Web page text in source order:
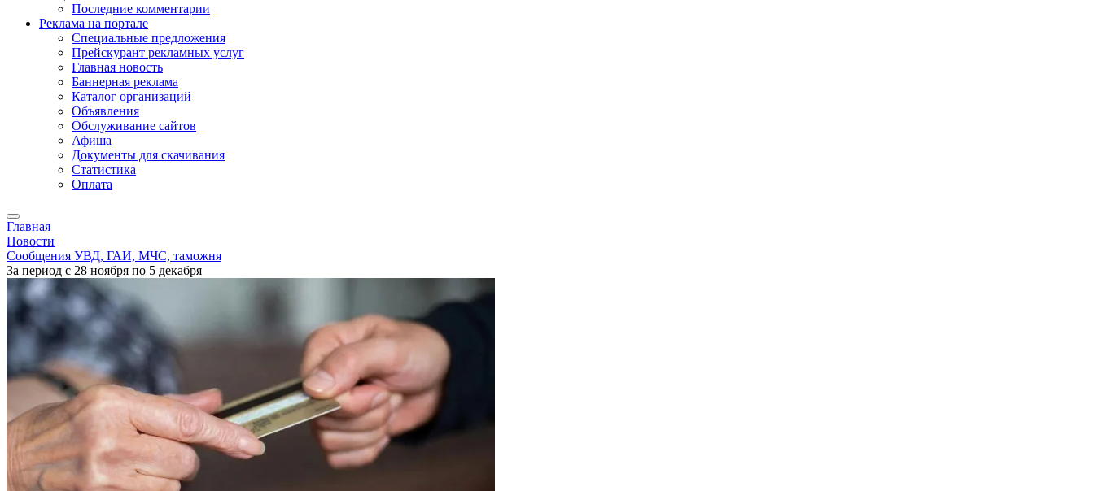
Последние комментарии
Реклама на портале
Специальные предложения
Прейскурант рекламных услуг
Главная новость
Баннерная реклама
Каталог организаций
Объявления
Обслуживание сайтов
Афиша
Документы для скачивания
Статистика
Оплата
Главная
Новости
Сообщения УВД, ГАИ, МЧС, таможня
За период с 28 ноября по 5 декабря